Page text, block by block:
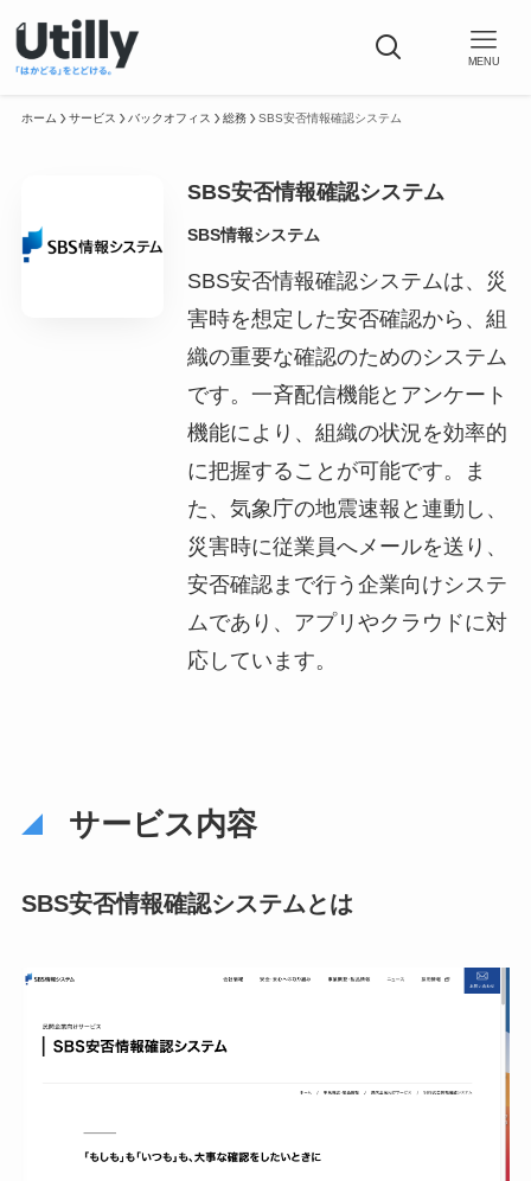
MENU
ホーム サービス バックオフィス 総務 SBS安否情報確認システム
SBS安否情報確認システム
SBS情報システム
SBS安否情報確認システムは、災
害時を想定した安否確認から、組
織の重要な確認のためのシステム
です。一斉配信機能とアンケート
機能により、組織の状況を効率的
に把握することが可能です。ま
た、気象庁の地震速報と連動し、
災害時に従業員へメールを送り、
安否確認まで行う企業向けシステ
ムであり、アプリやクラウドに対
応しています。
サービス内容
SBS安否情報確認システムとは